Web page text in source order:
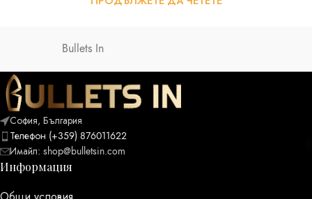
Bullets In
София, България
Телефон (+359) 876011622
Имайл: shop@bulletsin.com
Информация